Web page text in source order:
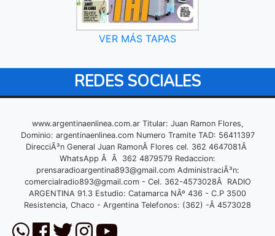
VER MÁS TAPAS
REDES SOCIALES
www.argentinaenlinea.com.ar Titular: Juan Ramon Flores,
Dominio: argentinaenlinea.com Numero Tramite TAD: 56411397
DirecciÃ³n General Juan RamonÂ Flores cel. 362 4647081Â
WhatsApp Â Â 362 4879579 Redaccion:
prensaradioargentina893@gmail.comAdministraciÃ³n:
comercialradio893@gmail.com- Cel. 362-4573028Â RADIO
ARGENTINA 91.3 Estudio: Catamarca NÂº 436 - C.P 3500
Resistencia, Chaco - Argentina Telefonos: (362) -Â 4573028